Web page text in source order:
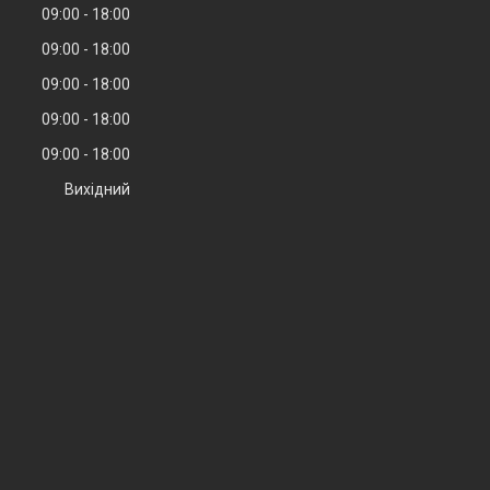
09:00
18:00
09:00
18:00
09:00
18:00
09:00
18:00
09:00
18:00
Вихідний